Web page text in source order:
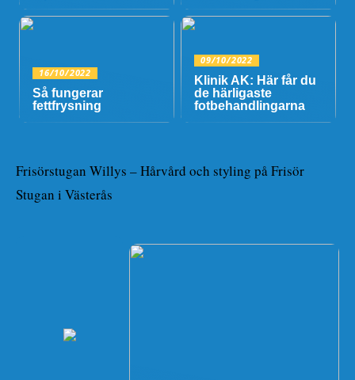
16/10/2022
Så fungerar
fettfrysning
09/10/2022
Klinik AK: Här får du
de härligaste
fotbehandlingarna
Frisörstugan Willys – Hårvård och styling på Frisör
Stugan i Västerås